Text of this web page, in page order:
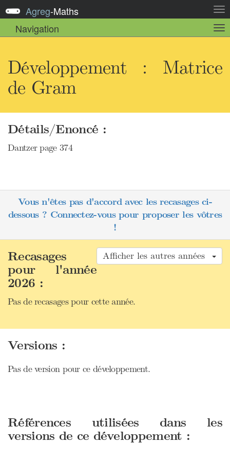
la
Agreg-Maths
Navigation
la
Développement : Matrice
de Gram
Détails/Enoncé :
Dantzer page 374
Vous n'êtes pas d'accord avec les recasages ci-
dessous ? Connectez-vous pour proposer les vôtres
!
Afficher les autres années
Recasages
pour l'année
2026 :
Pas de recasages pour cette année.
Versions :
Pas de version pour ce développement.
Références utilisées dans les
versions de ce développement :